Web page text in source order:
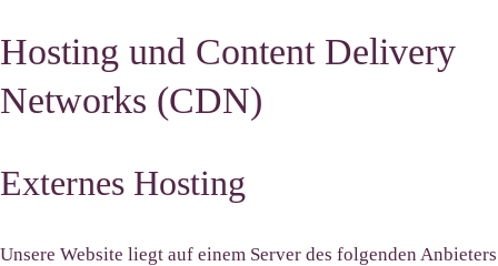
Hosting und Content Delivery
Networks (CDN)
Externes Hosting
Unsere Website liegt auf einem Server des folgenden Anbieters